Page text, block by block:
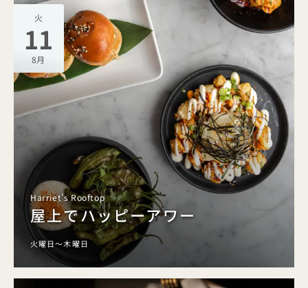
火
11
8月
Harriet's Rooftop
屋上でハッピーアワー
火曜日～木曜日